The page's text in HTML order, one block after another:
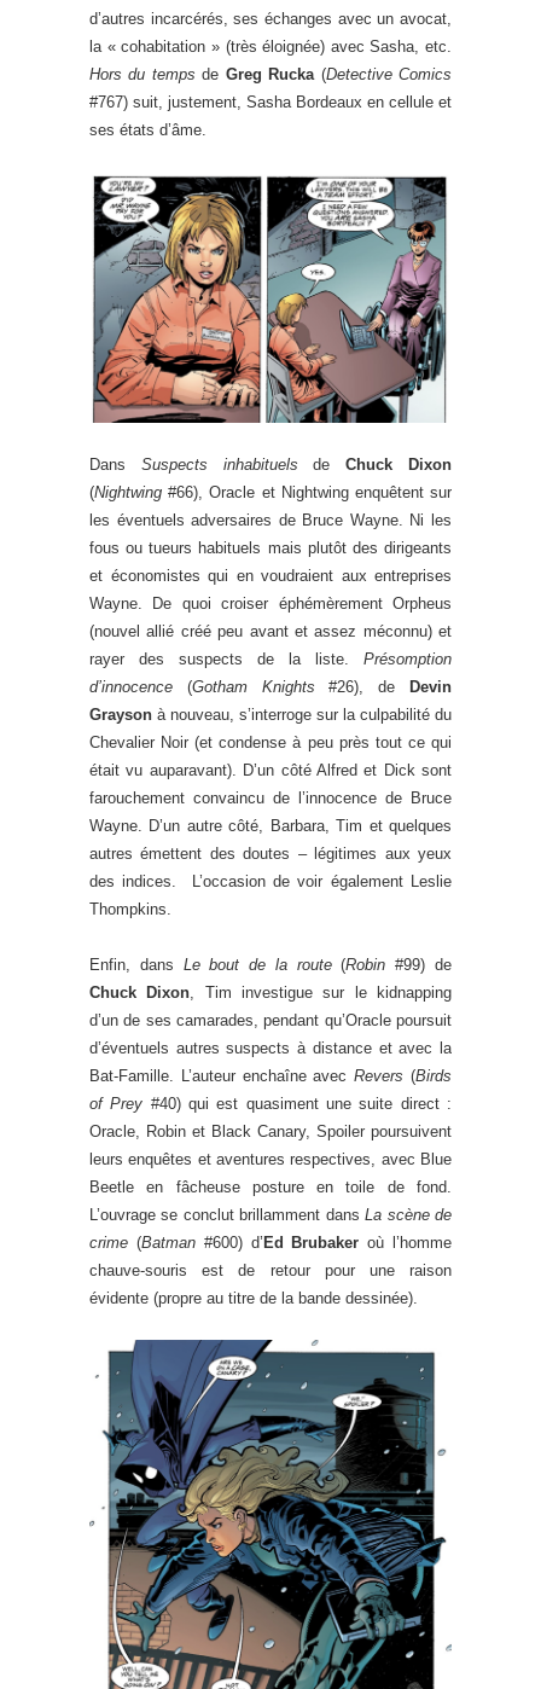
d’autres incarcérés, ses échanges avec un avocat,
la « cohabitation » (très éloignée) avec Sasha, etc.
Hors du temps de Greg Rucka (Detective Comics
#767) suit, justement, Sasha Bordeaux en cellule et
ses états d’âme.
Dans Suspects inhabituels deChuck Dixon
(Nightwing #66), Oracle et Nightwing enquêtent sur
les éventuels adversaires de Bruce Wayne. Ni les
fous ou tueurs habituels mais plutôt des dirigeants
et économistes qui en voudraient aux entreprises
Wayne. De quoi croiser éphémèrement Orpheus
(nouvel allié créé peu avant et assez méconnu) et
rayer des suspects de la liste. Présomption
d’innocence (Gotham Knights #26), de
Devin
Grayson à nouveau, s’interroge sur la culpabilité du
Chevalier Noir (et condense à peu près tout ce qui
était vu auparavant). D’un côté Alfred et Dick sont
farouchement convaincu de l’innocence de Bruce
Wayne. D’un autre côté, Barbara, Tim et quelques
autres émettent des doutes – légitimes aux yeux
des indices. L’occasion de voir également Leslie
Thompkins.
Enfin, dans Le bout de la route(Robin #99) de
Chuck Dixon, Tim investigue sur le kidnapping
d’un de ses camarades, pendant qu’Oracle poursuit
d’éventuels autres suspects à distance et avec la
Bat-Famille. L’auteur enchaîne avecRevers (Birds
of Prey #40) qui est quasiment une suite direct :
Oracle, Robin et Black Canary, Spoiler poursuivent
leurs enquêtes et aventures respectives, avec Blue
Beetle en fâcheuse posture en toile de fond.
L’ouvrage se conclut brillamment dansLa scène de
crime (Batman#600) d’ Ed Brubaker où l’homme
chauve-souris est de retour pour une raison
évidente (propre au titre de la bande dessinée).